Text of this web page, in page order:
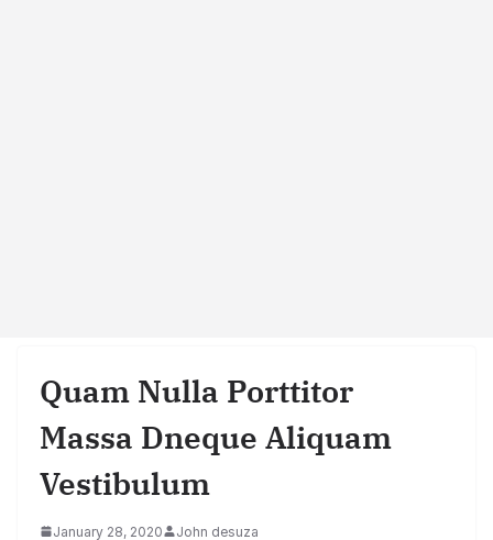
Quam Nulla Porttitor
Massa Dneque Aliquam
Vestibulum
January 28, 2020 John desuza